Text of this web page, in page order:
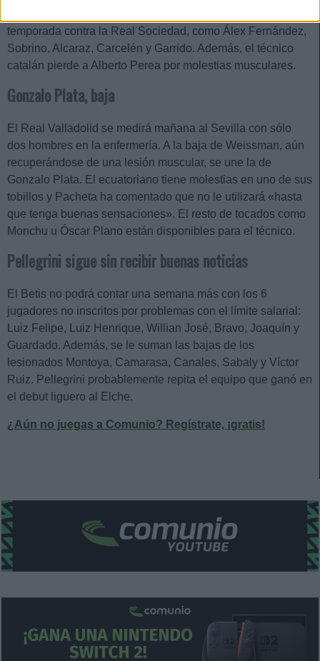
temporada contra la Real Sociedad, como Álex Fernández,
Sobrino, Alcaraz, Carcelén y Garrido. Además, el técnico
catalán pierde a Alberto Perea por molestias musculares.
Gonzalo Plata, baja
El Real Valladolid se medirá mañana al Sevilla con sólo
dos hombres en la enfermería. A la baja de Weissman, aún
recuperándose de una lesión muscular, se une la de
Gonzalo Plata. El ecuatoriano tiene molestias en uno de sus
tobillos y Pacheta ha comentado que no le utilizará «hasta
que tenga buenas sensaciones». El resto de tocados como
Monchu u Óscar Plano están disponibles para el técnico.
Pellegrini sigue sin recibir buenas noticias
El Betis no podrá contar una semana más con los 6
jugadores no inscritos por problemas con el límite salarial:
Luiz Felipe, Luiz Henrique, Willian José, Bravo, Joaquín y
Guardado. Además, se le suman las bajas de los
lesionados Montoya, Camarasa, Canales, Sabaly y Víctor
Ruiz. Pellegrini probablemente repita el equipo que ganó en
el debut liguero al Elche.
¿Aún no juegas a Comunio? Regístrate, ¡gratis!